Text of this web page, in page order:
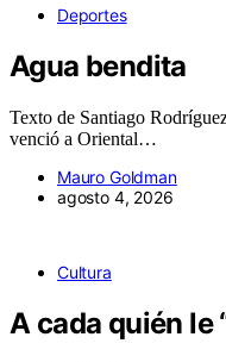
Deportes
Agua bendita
Texto de Santiago
venció a Oriental…
Mauro Goldman
agosto 4, 2026
Cultura
A cada quién le